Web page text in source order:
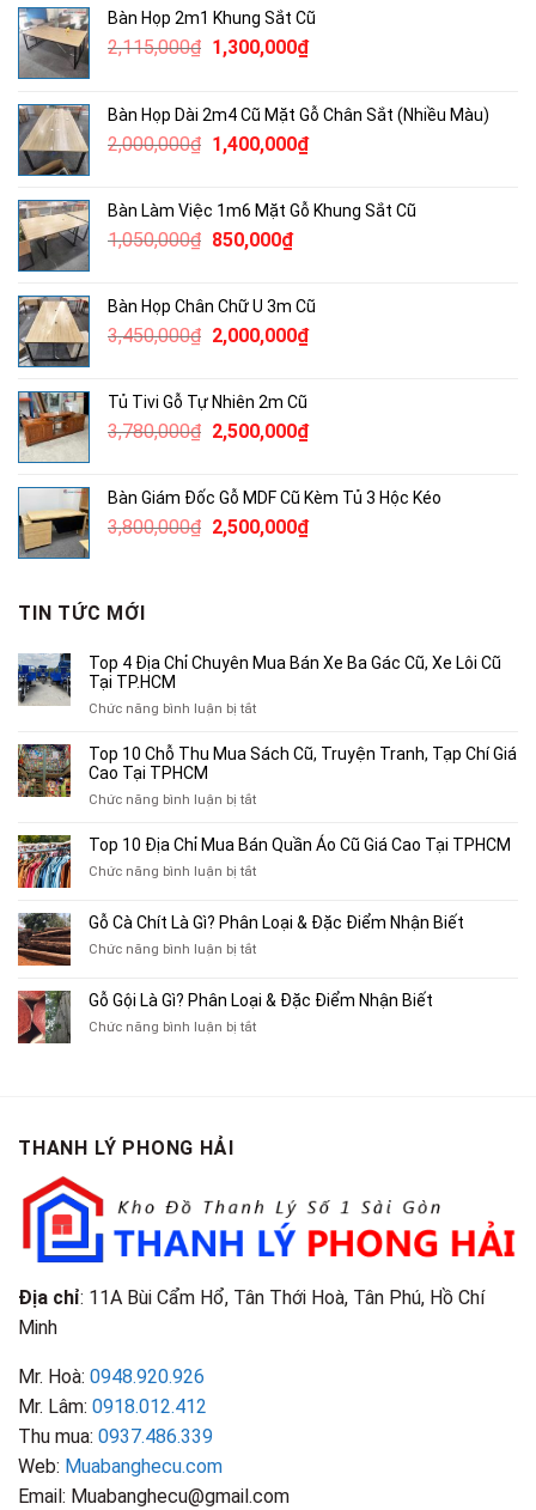
Bàn Họp 2m1 Khung Sắt Cũ
2,115,000₫ Giá
2,115,000₫.
1,300,000₫Giá
là:
1,300,000₫.
Bàn Họp Dài 2m4 Cũ Mặt Gỗ Chân Sắt (Nhiều Màu)
2,000,000₫ Giá
2,000,000₫.
1,400,000₫Giá
là:
Bàn Làm Việc 1m6 Mặt Gỗ Khung Sắt Cũ
1,050,000₫ Giá
1,050,000₫.
850,000₫Giá
là:
850,000₫.
Bàn Họp Chân Chữ U 3m Cũ
3,450,000₫ Giá
3,450,000₫.
2,000,000₫Giá
2,000,000₫.
Tủ Tivi Gỗ Tự Nhiên 2m Cũ
3,780,000₫ Giá
3,780,000₫.
2,500,000₫Giá
là:
2,500,000₫.
Bàn Giám Đốc Gỗ MDF Cũ Kèm Tủ 3 Hộc Kéo
3,800,000₫ Giá
2,500,000₫Giá
TIN TỨC MỚI
Top 4 Địa Chỉ Chuyên Mua Bán Xe Ba Gác Cũ, Xe Lôi Cũ
Tại TP.HCM
Chức năng bình luận bị tắtở
4
Chuyên
Bán
Xe
Cũ,
Xe
Cũ
TP.HCM
Top 10 Chỗ Thu Mua Sách Cũ, Truyện Tranh, Tạp Chí Giá
Cao Tại TPHCM
Chức năng bình luận bị tắtở
10
Thu
Sách
Tạp
Chí
Top 10 Địa Chỉ Mua Bán Quần Áo Cũ Giá Cao Tại TPHCM
Chức năng bình luận bị tắtở
Địa
Chỉ
Bán
Áo
Gỗ Cà Chít Là Gì? Phân Loại & Đặc Điểm Nhận Biết
Chức năng bình luận bị tắtở
Chít
Là
Gỗ Gội Là Gì? Phân Loại & Đặc Điểm Nhận Biết
Chức năng bình luận bị tắtở
Điểm
Nhận
Biết
THANH LÝ PHONG HẢI
Địa chỉ: 11A Bùi Cẩm Hổ, Tân Thới Hoà, Tân Phú, Hồ Chí
Minh
Mr. Hoà: 0948.920.926
Mr. Lâm: 0918.012.412
Thu mua: 0937.486.339
Web: Muabanghecu.com
Email: Muabanghecu@gmail.com